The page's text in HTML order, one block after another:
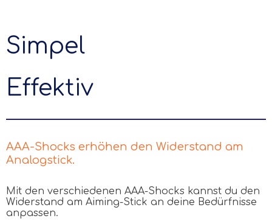
Simpel
Effektiv
AAA-Shocks erhöhen den Widerstand am
Analogstick.
Mit den verschiedenen AAA-Shocks kannst du den
Widerstand am Aiming-Stick an deine Bedürfnisse
anpassen.